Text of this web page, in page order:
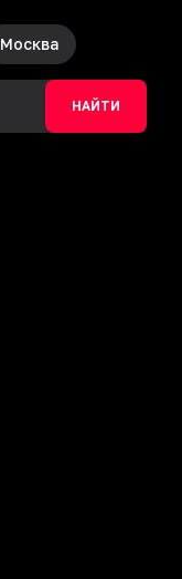
Москва
НАЙТИ